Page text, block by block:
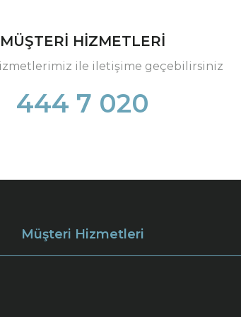
MÜŞTERİ HİZMETLERİ
ile iletişime geçebilirsiniz
444 7 020
Müşteri Hizmetleri